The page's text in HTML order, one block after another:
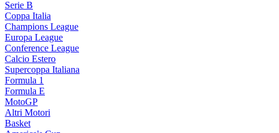
Serie B
Coppa Italia
Champions League
Europa League
Conference League
Calcio Estero
Supercoppa Italiana
Formula 1
Formula E
MotoGP
Altri Motori
Basket